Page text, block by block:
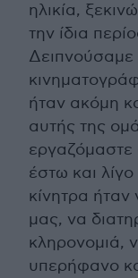
ηλικία,
την ίδια
Δειπνούσαμε
ήταν ακόμη
αυτής της
έστω και
κίνητρα ήταν
μας, να
κληρονομιά,
υπερήφανο